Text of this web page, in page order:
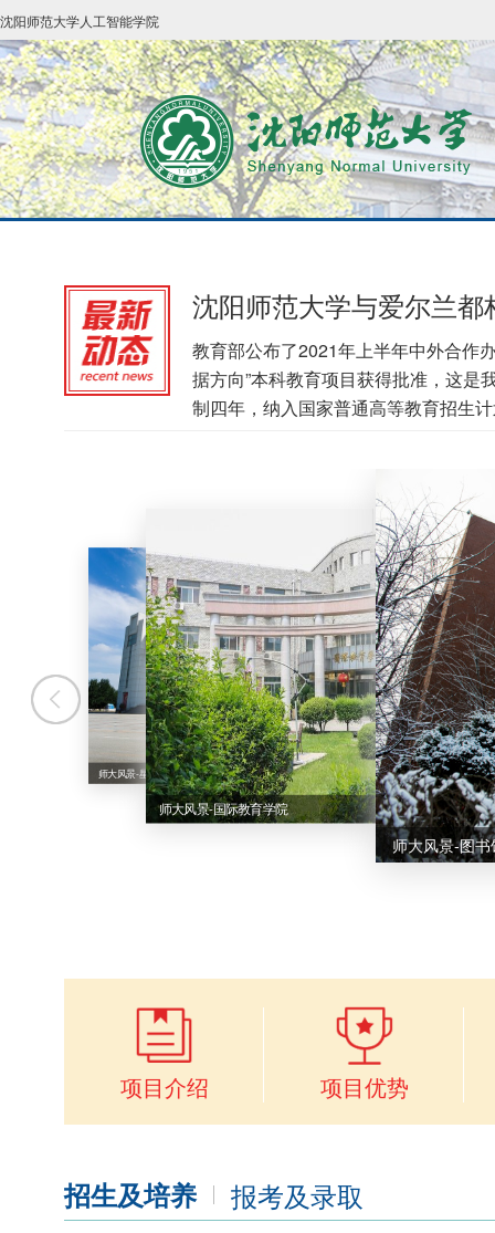
沈阳师范大学人工智能学院
沈阳师范大学与爱尔兰
教育部公布了2021年上半年中外合作
据方向”本科教育项目获得批准，这
制四年，纳入国家普通高等教育招生
师大风景-星晔会堂
师大风景-国际教育学院
师大风景-图书馆
师大风景-星晔
项目介绍 项目优势
招生及培养 报考及录取